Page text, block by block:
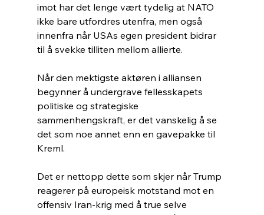
imot har det lenge vært tydelig at NATO
ikke bare utfordres utenfra, men også
innenfra når USAs egen president bidrar
til å svekke tilliten mellom allierte.
Når den mektigste aktøren i alliansen
begynner å undergrave fellesskapets
politiske og strategiske
sammenhengskraft, er det vanskelig å se
det som noe annet enn en gavepakke til
Kreml.
Det er nettopp dette som skjer når Trump
reagerer på europeisk motstand mot en
offensiv Iran-krig med å true selve